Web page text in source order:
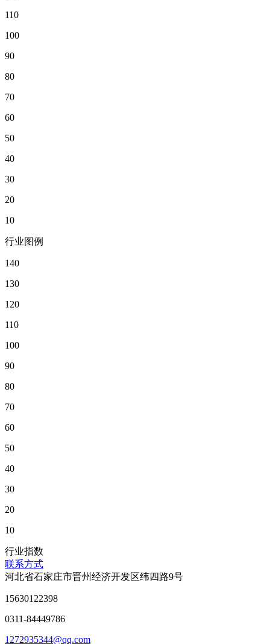
110
100
90
80
70
60
50
40
30
20
10
行业图例
140
130
120
110
100
90
80
70
60
50
40
30
20
10
行业指数
联系方式
河北省石家庄市晋州经济开发区纬四路9号
15630122398
0311-84449786
1272935344@qq.com